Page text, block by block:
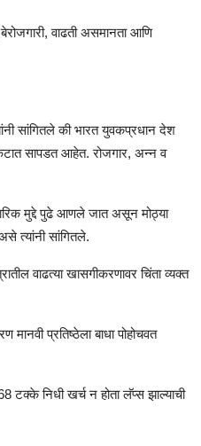
वाढती असमानता आणि
सांगितले की भारत युवकप्रधान देश
सापडत आहेत. रोजगार, अन्न व
मुद्दे पुढे आणले जात असून मोठ्या
त्यांनी सांगितले.
वाढत्या खासगीकरणावर चिंता व्यक्त
प्रतिष्ठेला बाधा पोहोचवत
टक्के निधी खर्च न होता लॅप्स झाल्याची